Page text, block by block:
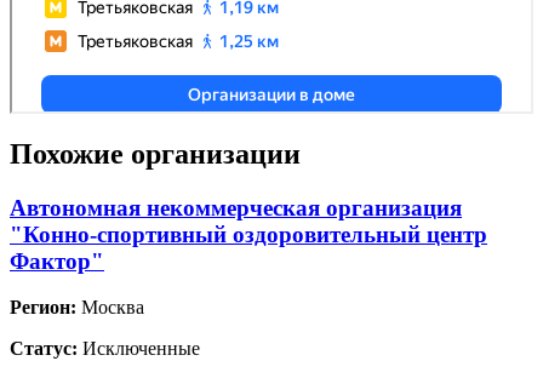
Похожие организации
Автономная некоммерческая организация
"Конно-спортивный оздоровительный центр
Фактор"
Регион: Москва
Статус: Исключенные